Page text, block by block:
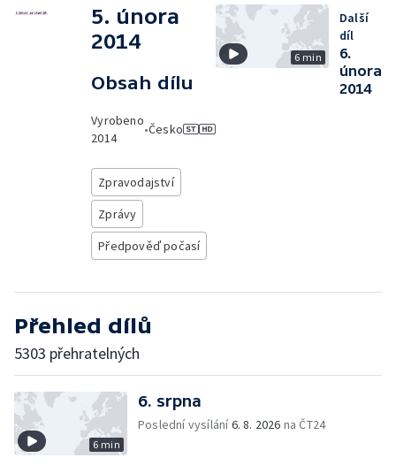
5. února
2014
Obsah dílu
Vyrobeno
2014
•Česko
Zpravodajství
Zprávy
Předpověď počasí
6 min
Další
díl
6.
února
2014
Přehled dílů
5303 přehratelných
6 min
6. srpna
Poslední vysílání6. 8. 2026 na ČT24